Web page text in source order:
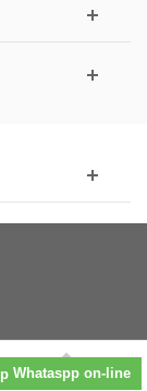
Whataspp on-line
Subir